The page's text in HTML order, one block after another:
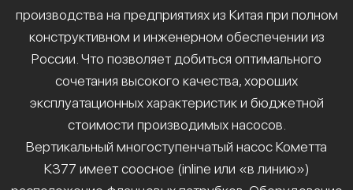
производства на предприятиях из Китая при полном
конструктивном и инженерном обеспечении из
России. Что позволяет добиться оптимального
сочетания высокого качества, хороших
эксплуатационных характеристик и бюджетной
стоимости производимых насосов.
Вертикальный многоступенчатый насос Кометта
К377 имеет соосное (inline или «в линию»)